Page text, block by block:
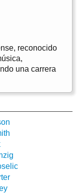
reconocido
una carrera